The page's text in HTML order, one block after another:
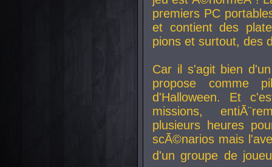
premiers PC
et contient des
pions et surtout, des
Car il s'agit bien
propose comme
d'Halloween. Et
missions,
plusieurs heures
scÃ©narios mais
d'un groupe de